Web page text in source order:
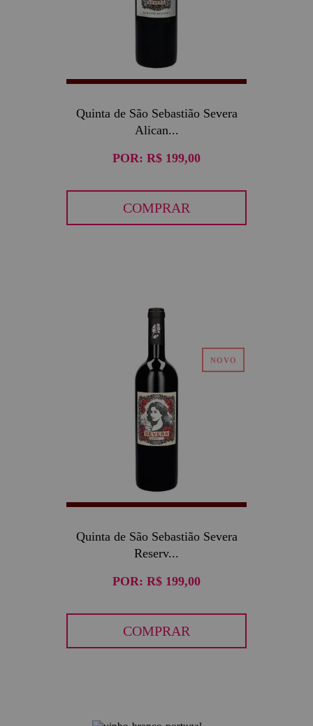
Quinta de São Sebastião Severa
Alican...
POR: R$ 199,00
COMPRAR
Quinta de São Sebastião Severa
Reserv...
POR: R$ 199,00
COMPRAR